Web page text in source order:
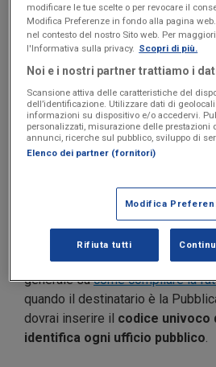
1. Codice univoco per la
Innanzitutto, come abbiamo già
generale sucome compilare la
quando il destinatario è la
dovrai inserire il codice univoco
identifica ogni ufficio pubblico.
modificare le tue scelte o per revocare il
Modifica Preferenze in fondo alla pagina
nel contesto del nostro Sito web. Per
l'Informativa sulla privacy. Scopri di più.
Noi e i nostri partner trattiamo i
Scansione attiva delle caratteristiche del
dell’identificazione. Utilizzare dati di
informazioni su dispositivo e/o accedervi.
personalizzati, misurazione delle prestazioni
annunci, ricerche sul pubblico, sviluppo di
Elenco dei partner (fornitori)
Modifica
Rifiuta tutti